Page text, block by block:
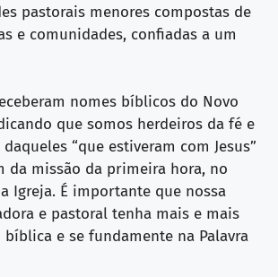
pastorais menores compostas de
e comunidades, confiadas a um
nomes bíblicos do Novo
que somos herdeiros da fé e
“que estiveram com Jesus”
da missão da primeira hora, no
Igreja. É importante que nossa
e pastoral tenha mais e mais
e se fundamente na Palavra